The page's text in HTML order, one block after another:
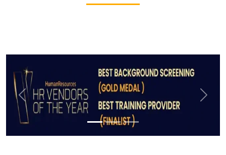
Previous Next